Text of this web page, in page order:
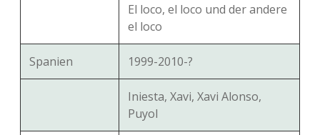
El loco, el loco und der andere
el loco
Spanien 1999-2010-?
Iniesta, Xavi, Xavi Alonso,
Puyol